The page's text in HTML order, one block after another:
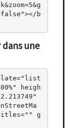
b
une
heigh
titles="" g